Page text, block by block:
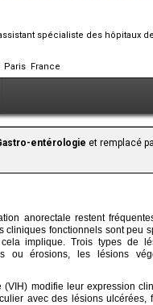
spécialiste des hôpitaux
Paris France
entérologie et remplacé
anorectale restent
fonctionnels sont peu
implique. Trois types de
ou érosions, les lésions
modifie leur expression
avec des lésions ulcérées,